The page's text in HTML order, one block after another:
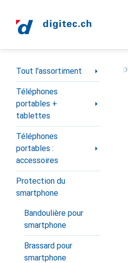
Navigation par catégorie
Tout l'assortiment
Téléphones
portables +
tablettes
Téléphones
portables :
accessoires
Protection du
smartphone
Bandoulière pour
smartphone
Brassard pour
smartphone
Tout l'assortiment Téléphones